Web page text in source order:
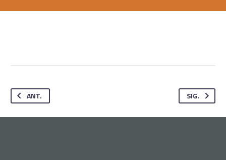
ANT. SIG.